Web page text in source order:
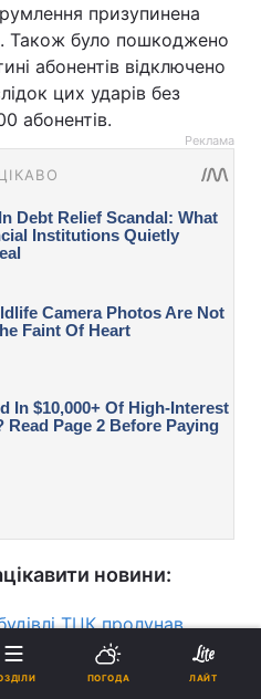
призупинена
Також було пошкоджено
абонентів відключено
цих ударів без
абонентів.
Реклама
новини:
ТЦК пролунав
(фото)
ПОГОДА ЛАЙТ